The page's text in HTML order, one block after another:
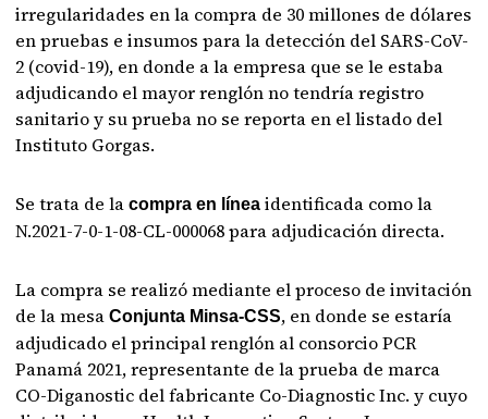
irregularidades en la compra de 30 millones de dólares
en pruebas e insumos para la detección del SARS-CoV-
2 (covid-19), en donde a la empresa que se le estaba
adjudicando el mayor renglón no tendría registro
sanitario y su prueba no se reporta en el listado del
Instituto Gorgas.
Se trata de lacompra en líneaidentificada como la
N.2021-7-0-1-08-CL-000068 para adjudicación directa.
La compra se realizó mediante el proceso de invitación
de la mesaConjunta Minsa-CSS, en donde se estaría
adjudicado el principal renglón al consorcio PCR
Panamá 2021, representante de la prueba de marca
CO-Diganostic del fabricante Co-Diagnostic Inc. y cuyo